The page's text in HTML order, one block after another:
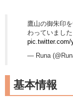
鷹山の御朱印
わっていました
pic.twitter.com/
— Runa
基本情報